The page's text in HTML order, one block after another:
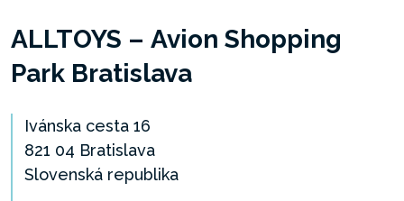
ALLTOYS – Avion Shopping
Park Bratislava
Ivánska cesta 16
821 04 Bratislava
Slovenská republika